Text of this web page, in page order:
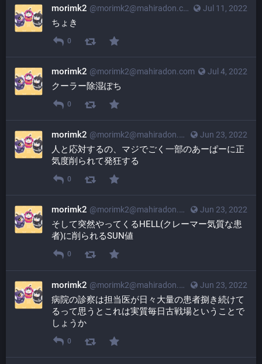
Jul 11, 2022
morimk2 @morimk2@mahiradon.com
ちょき
0
Jul 4, 2022
morimk2 @morimk2@mahiradon.com
クーラー除湿ぽち
0
Jun 23, 2022
morimk2 @morimk2@mahiradon.com
人と応対するの、マジでごく一部のあーぱーに正
気度削られて発狂する
0
Jun 23, 2022
morimk2 @morimk2@mahiradon.com
そして突然やってくるHELL(クレーマー気質な患
者)に削られるSUN値
0
Jun 23, 2022
morimk2 @morimk2@mahiradon.com
病院の診察は担当医が日々大量の患者捌き続けて
るって思うとこれは実質毎日古戦場ということで
しょうか
0